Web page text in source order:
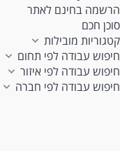
הרשמה בחינם לאתר
סוכן חכם
קטגוריות מובילות
חיפוש עבודה לפי תחום
חיפוש עבודה לפי איזור
חיפוש עבודה לפי חברה